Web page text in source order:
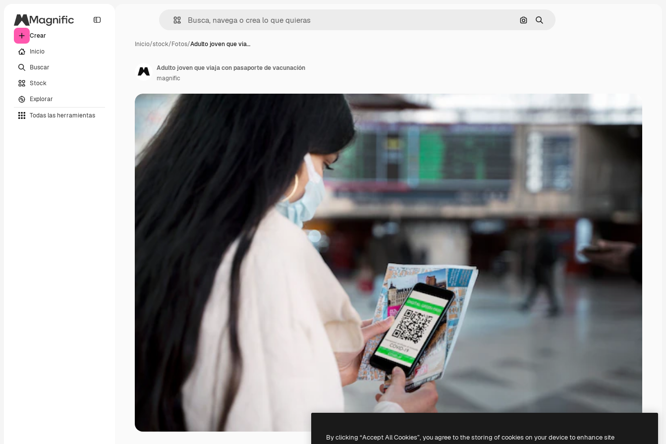
Crear
Inicio
Buscar
Stock
Explorar
Todas las herramientas
Buscar por imagen
Buscar
Inicio/stock/Fotos/Adulto joven que via…
Adulto joven que viaja con pasaporte de vacunación
magnific
By clicking “Accept All Cookies”, you agree to the storing of cookies on your device to enhance site